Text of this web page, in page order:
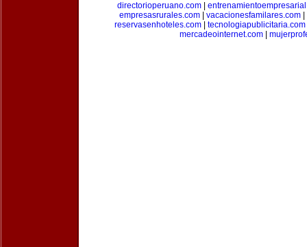
directorioperuano.com|
empresasrurales.com| vacacionesfamilares.com|
reservasenhoteles.com
tecnologiapublicitaria.com
mercadeointernet.com|